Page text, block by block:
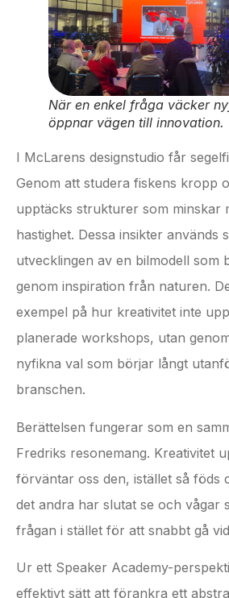
När en enkel fråga väcker
öppnar vägen till innovation.
I McLarens designstudio får
Genom att studera fiskens kropp
upptäcks strukturer som minskar
hastighet. Dessa insikter används
utvecklingen av en bilmodell som
genom inspiration från naturen.
exempel på hur kreativitet inte
planerade workshops, utan
nyfikna val som börjar långt
branschen.
Berättelsen fungerar som en
Fredriks resonemang. Kreativitet
förväntar oss den, istället så föds
det andra har slutat se och vågar
frågan i stället för att snabbt gå
Ur ett Speaker Academy-
effektivt sätt att förankra ett